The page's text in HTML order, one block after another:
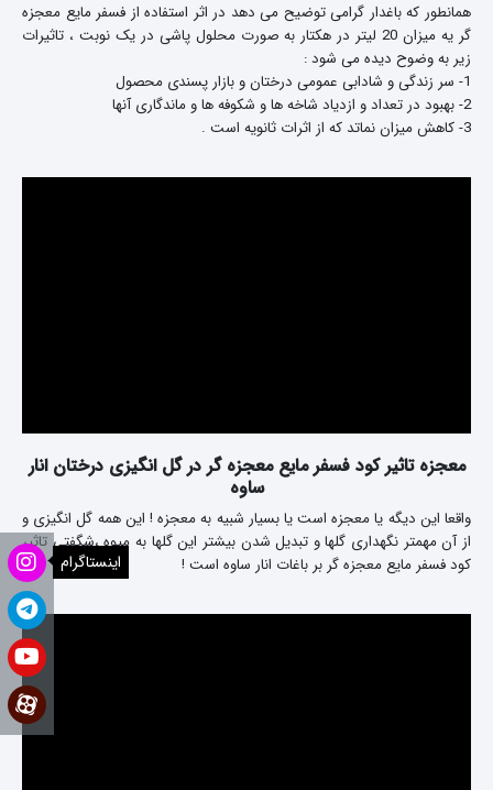
همانطور که باغدار گرامی توضیح می دهد در اثر استفاده از فسفر مایع معجزه
گر یه میزان 20 لیتر در هکتار به صورت محلول پاشی در یک نوبت ، تاثیرات
زیر به وضوح دیده می شود :
1- سر زندگی و شادابی عمومی درختان و بازار پسندی محصول
2- بهبود در تعداد و ازدیاد شاخه ها و شکوفه ها و ماندگاری آنها
3- کاهش میزان نماتد که از اثرات ثانویه است .
معجزه تاثیر کود فسفر مایع معجزه گر در گل انگیزی درختان انار
ساوه
واقعا این دیگه یا معجزه است یا بسیار شبیه به معجزه ! این همه گل انگیزی و
از آن مهمتر نگهداری گلها و تبدیل شدن بیشتر این گلها به میوه ،شگفتی تاثیر
کود فسفر مایع معجزه گر بر باغات انار ساوه است !
اینستاگرام